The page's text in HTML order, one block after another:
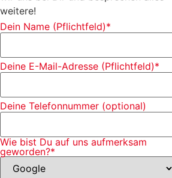
weitere!
Dein Name (Pflichtfeld)*
Deine E-Mail-Adresse (Pflichtfeld)*
Deine Telefonnummer (optional)
Wie bist Du auf uns aufmerksam
geworden?*